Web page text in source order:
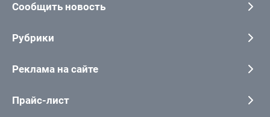
Сообщить новость
Рубрики
Реклама на сайте
Прайс-лист